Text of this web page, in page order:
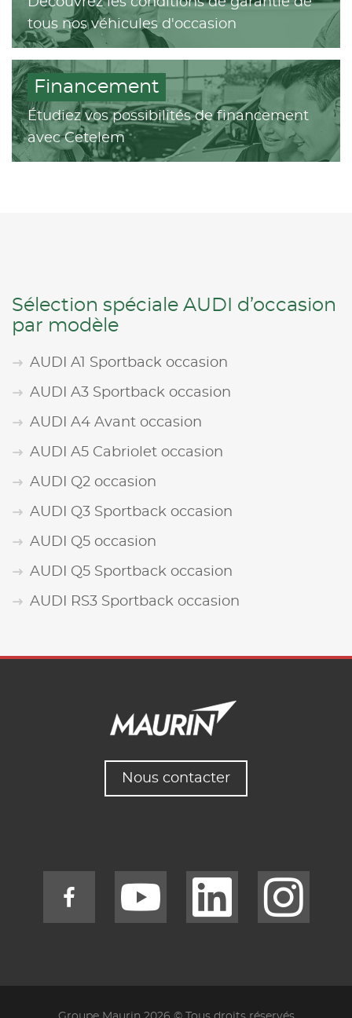
tous nos véhicules d'occasion
Financement
Étudiez vos possibilités de financement
avec Cetelem
Sélection spéciale AUDI d’occasion
par modèle
AUDI A1 Sportback occasion
AUDI A3 Sportback occasion
AUDI A4 Avant occasion
AUDI A5 Cabriolet occasion
AUDI Q2 occasion
AUDI Q3 Sportback occasion
AUDI Q5 occasion
AUDI Q5 Sportback occasion
AUDI RS3 Sportback occasion
Nous contacter